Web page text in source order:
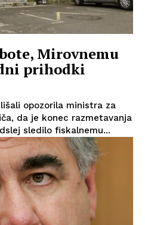
Mirovnemu
prihodki
opozorila ministra za
da je konec razmetavanja
sledilo fiskalnemu...